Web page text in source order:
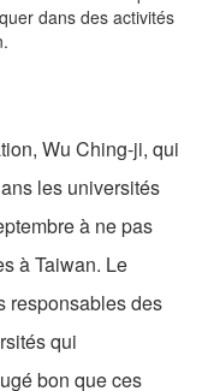
Wu Ching-ji, qui
les universités
à ne pas
à Taiwan. Le
responsables des
qui
bon que ces